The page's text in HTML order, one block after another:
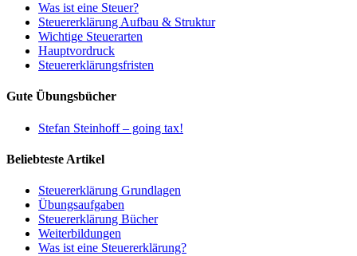
Was ist eine Steuer?
Steuererklärung Aufbau & Struktur
Wichtige Steuerarten
Hauptvordruck
Steuererklärungsfristen
Gute Übungsbücher
Stefan Steinhoff – going tax!
Beliebteste Artikel
Steuererklärung Grundlagen
Übungsaufgaben
Steuererklärung Bücher
Weiterbildungen
Was ist eine Steuererklärung?